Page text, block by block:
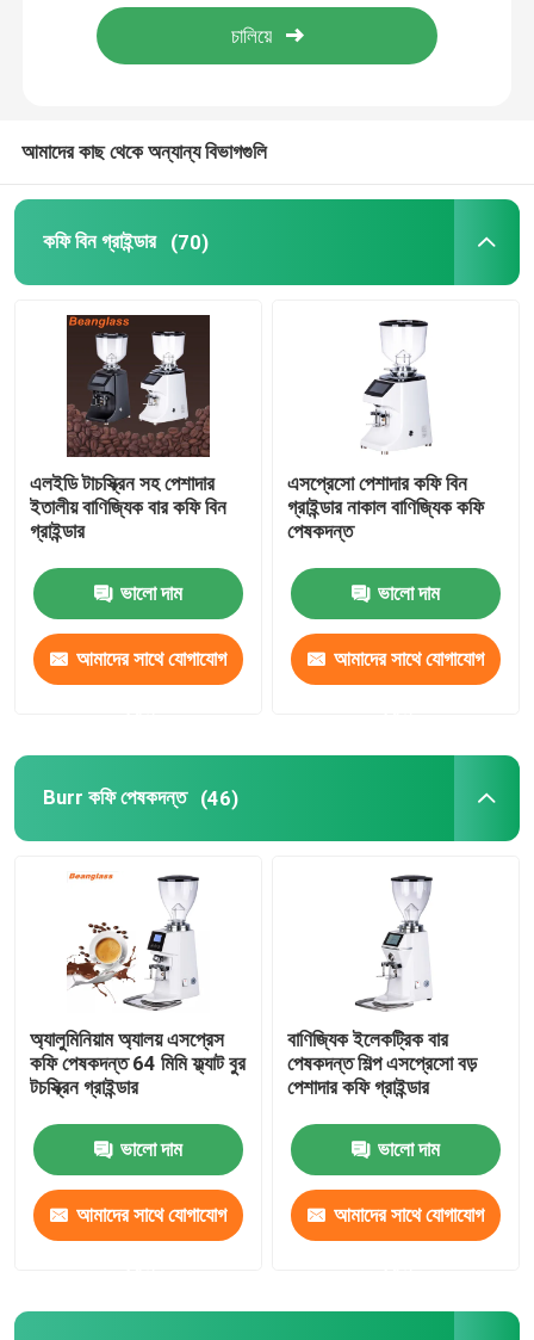
আমাদের সম্পর্কে
কারখানা ভ্রমণ
কফি বিন গ্রাইন্ডার
Burr কফি পেষকদন্ত
ডসারলেস কফি গ্রাইন্ডার
বাণিজ্যিক কফি পেষকদন্ত
এসপ্রেসো বিন গ্রাইন্ডার
আউটডোর কফি পেষকদন্ত
হ্যান্ড কফি গ্রাইন্ডার
ক্যাপসুল কফি মেশিন
স্বয়ংক্রিয় দুধ Frother
আমাদের কাছ থেকে অন্যান্য বিভাগগুলি
কফি বিন গ্রাইন্ডার (70)
এলইডি টাচস্ক্রিন সহ পেশাদার
ইতালীয় বাণিজ্যিক বার কফি বিন
গ্রাইন্ডার
ভালো দাম
আমাদের সাথে যোগাযোগ
এসপ্রেসো পেশাদার কফি বিন
গ্রাইন্ডার নাকাল বাণিজ্যিক কফি
পেষকদন্ত
ভালো দাম
আমাদের সাথে যোগাযোগ
Burr কফি পেষকদন্ত (46)
অ্যালুমিনিয়াম অ্যালয় এসপ্রেস
কফি পেষকদন্ত 64 মিমি ফ্ল্যাট বুর
টচস্ক্রিন গ্রাইন্ডার
ভালো দাম
আমাদের সাথে যোগাযোগ
বাণিজ্যিক ইলেকট্রিক বার
পেষকদন্ত শিল্প এসপ্রেসো বড়
পেশাদার কফি গ্রাইন্ডার
ভালো দাম
আমাদের সাথে যোগাযোগ